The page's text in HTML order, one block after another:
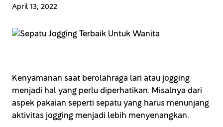
April 13, 2022
Kenyamanan saat berolahraga lari atau jogging
menjadi hal yang perlu diperhatikan. Misalnya dari
aspek pakaian seperti sepatu yang harus menunjang
aktivitas jogging menjadi lebih menyenangkan.